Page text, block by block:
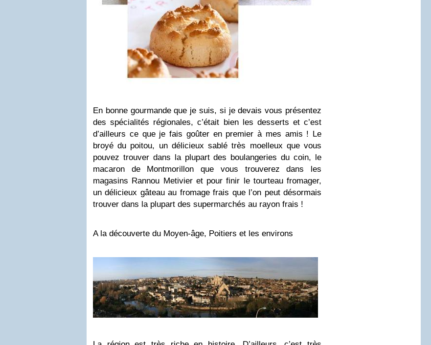
En bonne gourmande que je suis, si je devais vous présentez
des spécialités régionales, c’était bien les desserts et c’est
d’ailleurs ce que je fais goûter en premier à mes amis ! Le
broyé du poitou, un délicieux sablé très moelleux que vous
pouvez trouver dans la plupart des boulangeries du coin, le
macaron de Montmorillon que vous trouverez dans les
magasins Rannou Metivier et pour finir le tourteau fromager,
un délicieux gâteau au fromage frais que l’on peut désormais
trouver dans la plupart des supermarchés au rayon frais !
A la découverte du Moyen-âge, Poitiers et les environs